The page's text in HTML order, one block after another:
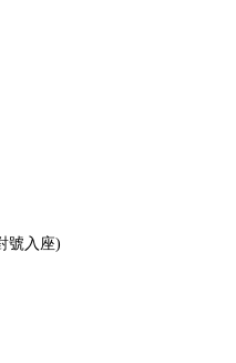
號入座)